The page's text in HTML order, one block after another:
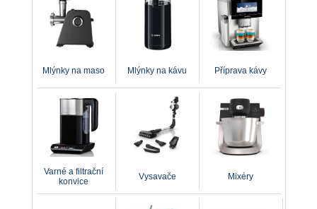
Mlýnky na maso Mlýnky na kávu Příprava kávy
Varné a filtrační
konvice
Vysavače Mixéry